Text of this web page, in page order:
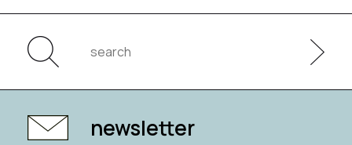
newsletter